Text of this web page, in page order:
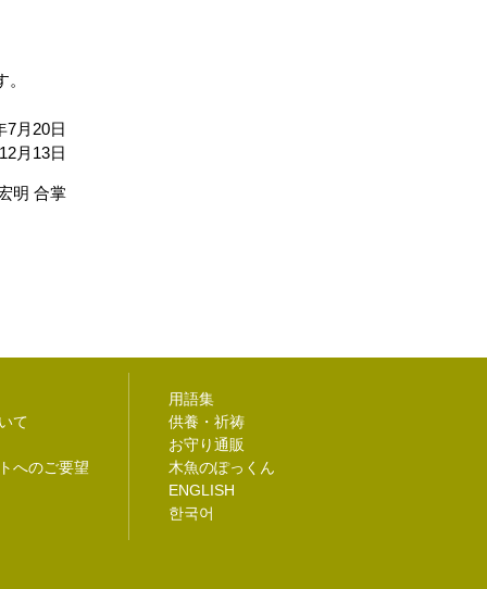
月20日
月13日
明 合掌
て
へのご要望
用語集
供養・祈祷
お守り通販
木魚のぽっくん
ENGLISH
한국어